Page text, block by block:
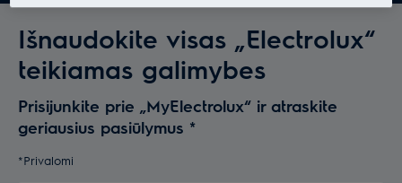
Išnaudokite visas „Electrolux“
teikiamas galimybes
Prisijunkite prie „MyElectrolux“ ir atraskite
geriausius pasiūlymus *
*Privalomi